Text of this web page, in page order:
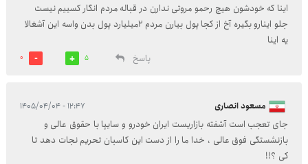
اینا که خودشون هیچ رحمو مروتی ندارن در قباله مردم انگار کسییم نیست
جلو اینارو بگیره آخ از کجا پول بیارن مردم 2میلیارد پول بدن واسه این آشغالا
یه اینا
پاسخ
5
0
مسعود انصاری ۱۲:۴۷ - ۱۴۰۵/۰۴/۰۴
جای تعجب است آشفته بازاریست ایران خودرو و سایپا با حقوق عالی و
بازنشستگی فوق عالی ، خدا ما را از دست این کاسبان تحریم نجات دهد تا
کی ؟!!